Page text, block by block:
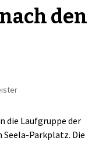
den
die Laufgruppe der
Seela-Parkplatz. Die